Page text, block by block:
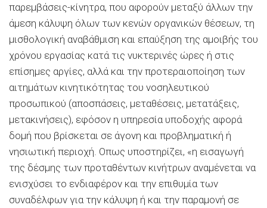
παρεμβάσεις-κίνητρα, που αφορούν μεταξύ άλλων την
άμεση κάλυψη όλων των κενών οργανικών θέσεων, τη
μισθολογική αναβάθμιση και επαύξηση της αμοιβής του
χρόνου εργασίας κατά τις νυκτερινές ώρες ή στις
επίσημες αργίες, αλλά και την προτεραιοποίηση των
αιτημάτων κινητικότητας του νοσηλευτικού
προσωπικού (αποσπάσεις, μεταθέσεις, μετατάξεις,
μετακινήσεις), εφόσον η υπηρεσία υποδοχής αφορά
δομή που βρίσκεται σε άγονη και προβληματική ή
νησιωτική περιοχή. Oπως υποστηρίζει, «η εισαγωγή
της δέσμης των προταθέντων κινήτρων αναμένεται να
ενισχύσει το ενδιαφέρον και την επιθυμία των
συναδέλφων για την κάλυψη ή και την παραμονή σε